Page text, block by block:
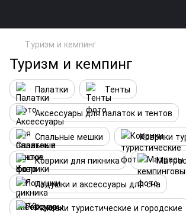
Туризм и кемпинг
Туризм и кемпинг
Палатки
Тенты
Аксессуары для палаток и тентов
Спальные мешки
Коврики
Коврики для пикника
Подушки и аксессуары для сна
Рюкзаки туристические и городские